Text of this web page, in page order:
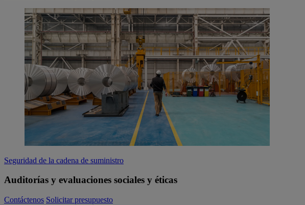
Seguridad de la cadena de suministro
Auditorías y evaluaciones sociales y éticas
Contáctenos Solicitar presupuesto